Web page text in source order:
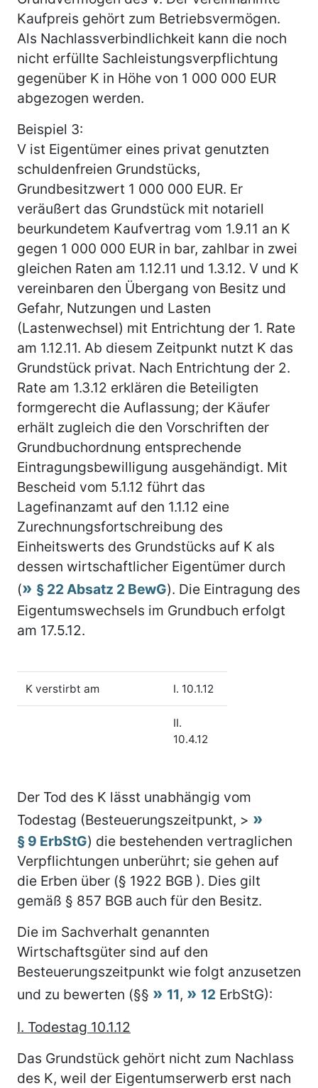
Kaufpreis gehört zum Betriebsvermögen.
Als Nachlassverbindlichkeit kann die noch
nicht erfüllte Sachleistungsverpflichtung
gegenüber K in Höhe von 1 000 000 EUR
abgezogen werden.
Beispiel 3:
V ist Eigentümer eines privat genutzten
schuldenfreien Grundstücks,
Grundbesitzwert 1 000 000 EUR. Er
veräußert das Grundstück mit notariell
beurkundetem Kaufvertrag vom 1.9.11 an K
gegen 1 000 000 EUR in bar, zahlbar in zwei
gleichen Raten am 1.12.11 und 1.3.12. V und K
vereinbaren den Übergang von Besitz und
Gefahr, Nutzungen und Lasten
(Lastenwechsel) mit Entrichtung der 1. Rate
am 1.12.11. Ab diesem Zeitpunkt nutzt K das
Grundstück privat. Nach Entrichtung der 2.
Rate am 1.3.12 erklären die Beteiligten
formgerecht die Auflassung; der Käufer
erhält zugleich die den Vorschriften der
Grundbuchordnung entsprechende
Eintragungsbewilligung ausgehändigt. Mit
Bescheid vom 5.1.12 führt das
Lagefinanzamt auf den 1.1.12 eine
Zurechnungsfortschreibung des
Einheitswerts des Grundstücks auf K als
dessen wirtschaftlicher Eigentümer durch
(
§ 22 Absatz 2 BewG). Die Eintragung des
Eigentumswechsels im Grundbuch erfolgt
am 17.5.12.
K verstirbt am I. 10.1.12
II.
10.4.12
Der Tod des K lässt unabhängig vom
Todestag (Besteuerungszeitpunkt, >
§ 9 ErbStG) die bestehenden vertraglichen
Verpflichtungen unberührt; sie gehen auf
die Erben über (§ 1922 BGB ). Dies gilt
gemäß § 857 BGB auch für den Besitz.
Die im Sachverhalt genannten
Wirtschaftsgüter sind auf den
Besteuerungszeitpunkt wie folgt anzusetzen
und zu bewerten (§§
11, 12 ErbStG):
I. Todestag 10.1.12
Das Grundstück gehört nicht zum Nachlass
des K, weil der Eigentumserwerb erst nach